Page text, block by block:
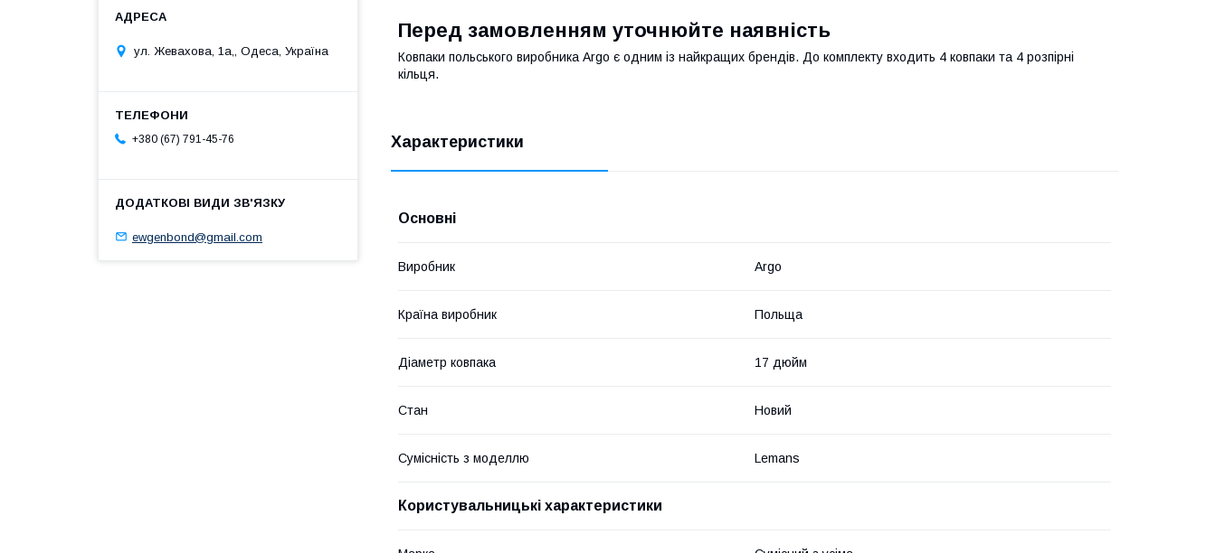
Перед замовленням уточнюйте наявність
Ковпаки польського виробника Argo є одним із найкращих брендів. До комплекту входить 4 ковпаки та 4 розпірні
кільця.
Характеристики
Основні
Виробник Argo
Країна виробник Польща
Діаметр ковпака 17 дюйм
Стан Новий
Сумісність з моделлю Lemans
Користувальницькі характеристики
ул. Жевахова, 1a,, Одеса, Україна
+380 (67) 791-45-76
ewgenbond@gmail.com